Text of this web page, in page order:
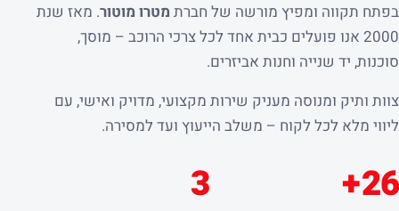
בפתח תקווה ומפיץ מורשה של חברת מטרו מוטור. מאז שנת
2000 אנו פועלים כבית אחד לכל צרכי הרוכב – מוסך,
סוכנות, יד שנייה וחנות אביזרים.
צוות ותיק ומנוסה מעניק שירות מקצועי, מדויק ואישי, עם
ליווי מלא לכל לקוח – משלב הייעוץ ועד למסירה.
26+
3